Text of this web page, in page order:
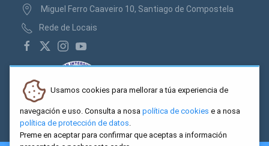
Miguel Ferro Caaveiro 10, Santiago de Compostela
Rede de Locais
Usamos cookies para mellorar a túa experiencia de
navegación e uso. Consulta a nosa política de cookies e a nosa
política de protección de datos.
Preme en aceptar para confirmar que aceptas a información